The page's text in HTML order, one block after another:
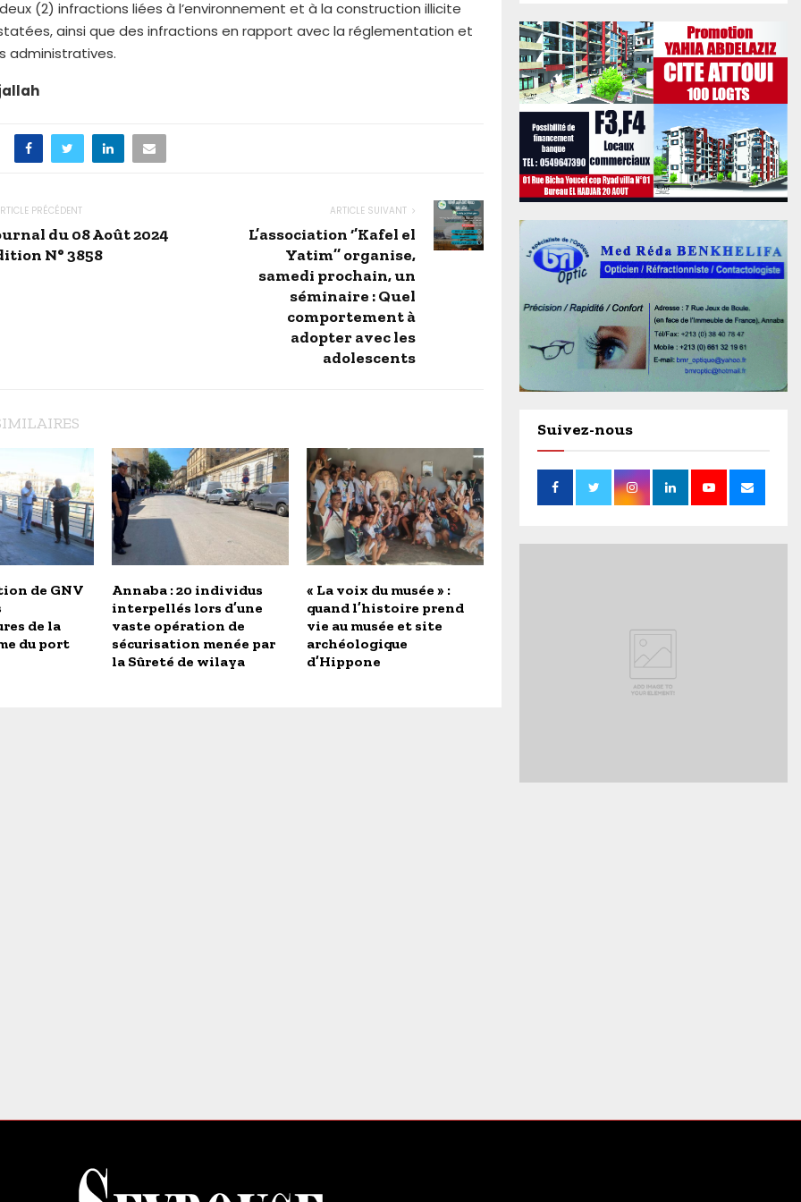
(2) infractions liées à l’environnement et à la construction illicite
ainsi que des infractions en rapport avec la réglementation et
administratives.
PRÉCÉDENT
du 08 Août 2024
N° 3858
ARTICLE SUIVANT
L’association ‘’Kafel el
Yatim’’ organise,
samedi prochain, un
séminaire : Quel
comportement à
adopter avec les
adolescents
de GNV
de la
du port
Annaba : 20 individus
interpellés lors d’une
vaste opération de
sécurisation menée par
la Sûreté de wilaya
« La voix du musée » :
quand l’histoire prend
vie au musée et site
archéologique
d’Hippone
Suivez-nous